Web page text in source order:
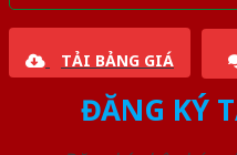
TẢI BẢNG GIÁ
ĐĂNG KÝ